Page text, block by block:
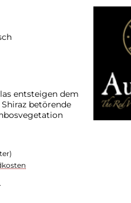
entsteigen dem
betörende